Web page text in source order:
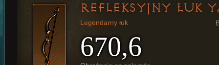
REFLEKSYJNY ŁUK
Legendarny łuk
670,6